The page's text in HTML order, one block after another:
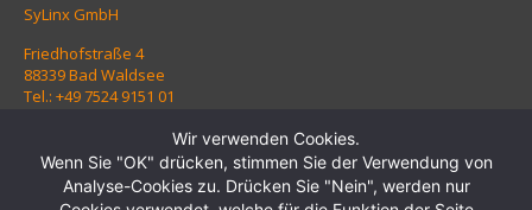
SyLinx GmbH
Friedhofstraße 4
88339 Bad Waldsee
Tel.: +49 7524 9151 01
Kontaktieren Sie uns:
Zur Kontaktanfrage
Wir verwenden Cookies.
Wenn Sie "OK" drücken, stimmen Sie der Verwendung von
Analyse-Cookies zu. Drücken Sie "Nein", werden nur